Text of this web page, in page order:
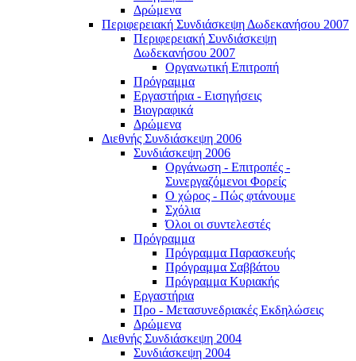
Δρώμενα
Περιφερειακή Συνδιάσκεψη Δωδεκανήσου 2007
Περιφερειακή Συνδιάσκεψη
Δωδεκανήσου 2007
Οργανωτική Επιτροπή
Πρόγραμμα
Εργαστήρια - Εισηγήσεις
Βιογραφικά
Δρώμενα
Διεθνής Συνδιάσκεψη 2006
Συνδιάσκεψη 2006
Οργάνωση - Επιτροπές -
Συνεργαζόμενοι Φορείς
Ο χώρος - Πώς φτάνουμε
Σχόλια
Όλοι οι συντελεστές
Πρόγραμμα
Πρόγραμμα Παρασκευής
Πρόγραμμα Σαββάτου
Πρόγραμμα Κυριακής
Εργαστήρια
Προ - Μετασυνεδριακές Εκδηλώσεις
Δρώμενα
Διεθνής Συνδιάσκεψη 2004
Συνδιάσκεψη 2004